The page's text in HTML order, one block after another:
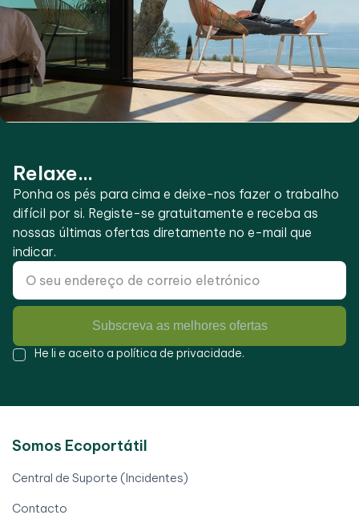
Relaxe...
Ponha os pés para cima e deixe-nos fazer o trabalho
difícil por si. Registe-se gratuitamente e receba as
nossas últimas ofertas diretamente no e-mail que
indicar.
Subscreva as melhores ofertas
He li e aceito a política de privacidade.
Somos Ecoportátil
Central de Suporte (Incidentes)
Contacto